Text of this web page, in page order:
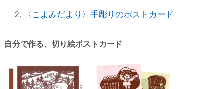
〈こよみだより〉手彫りのポストカード
自分で作る、切り絵ポストカード